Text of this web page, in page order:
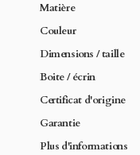
Matière
Couleur
Dimensions / taille
Boite / écrin
Certificat d'origine
Garantie
Plus d'informations